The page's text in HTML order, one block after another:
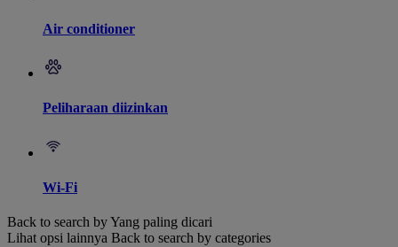
Air conditioner
Peliharaan diizinkan
Wi-Fi
Back to search by Yang paling dicari
Lihat opsi lainnya Back to search by categories